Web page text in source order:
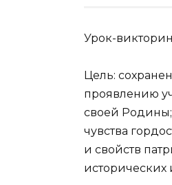
Урок-
Цель:
проявлению
своей
чувства
и свойств